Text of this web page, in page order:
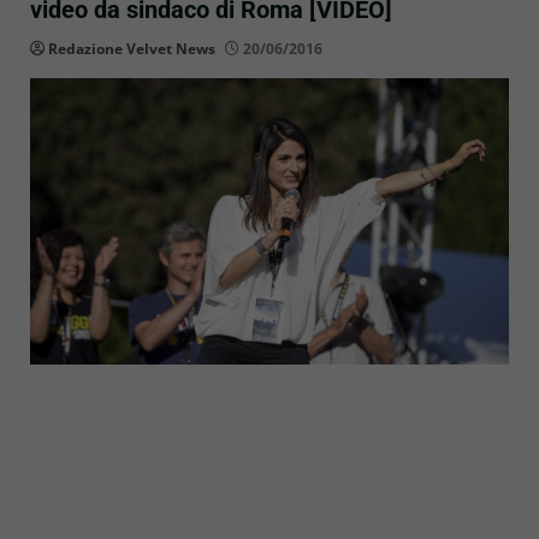
video da sindaco di Roma [VIDEO]
Redazione Velvet News 20/06/2016